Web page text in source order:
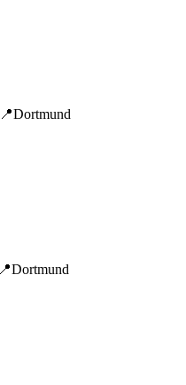
📍Dortmund
📍Dortmund